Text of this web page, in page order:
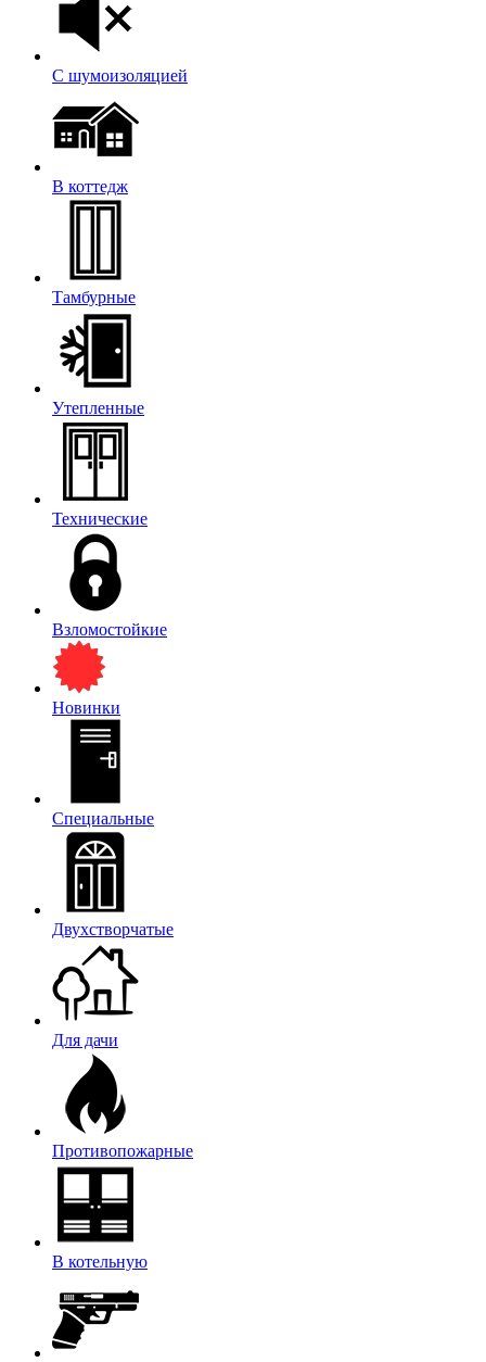
С шумоизоляцией
В коттедж
Тамбурные
Утепленные
Технические
Взломостойкие
Новинки
Специальные
Двухстворчатые
Для дачи
Противопожарные
В котельную